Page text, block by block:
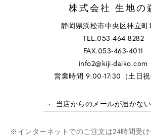
株式会社 生地の
静岡県浜松市中央区神立町
TEL.053-464-8282
FAX.053-463-4011
info2@kiji-daiko.com
営業時間 9:00-17:30（土日祝
当店からのメールが届かな
インターネットでのご注文は24時間受け